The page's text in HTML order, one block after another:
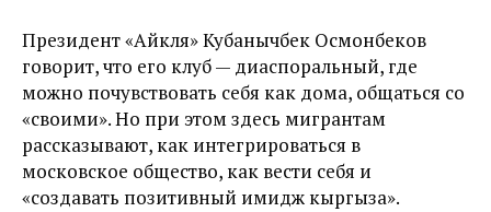
Президент «Айкөля» Кубанычбек Осмонбеков
говорит, что его клуб — диаспоральный, где
можно почувствовать себя как дома, общаться со
«своими». Но при этом здесь мигрантам
рассказывают, как интегрироваться в
московское общество, как вести себя и
«создавать позитивный имидж кыргыза».